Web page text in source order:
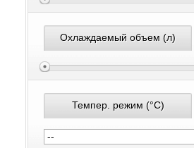
Охлаждаемый объем (л)
Темпер. режим (°С)